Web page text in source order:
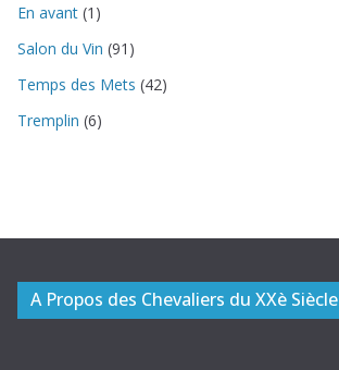
En avant (1)
Salon du Vin (91)
Temps des Mets (42)
Tremplin (6)
A Propos des Chevaliers du XXè Siècle